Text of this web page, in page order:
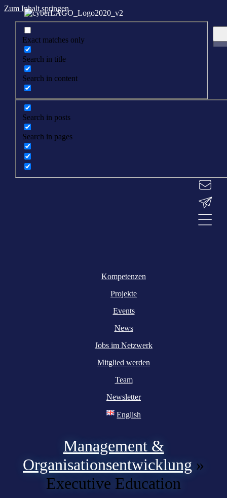
Zum Inhalt springen
Exact matches only
Search in title
Search in content
Search in posts
Search in pages
Kompetenzen
Projekte
Events
News
Jobs im Netzwerk
Mitglied werden
Team
Newsletter
English
Management &
Organisationsentwicklung »
Executive Education